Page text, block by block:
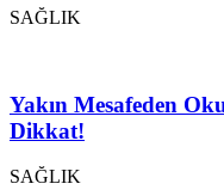
SAĞLIK
Yakın Mesafeden
Dikkat!
SAĞLIK